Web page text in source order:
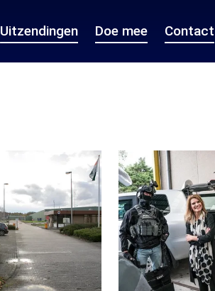
Uitzendingen Doe mee Contact